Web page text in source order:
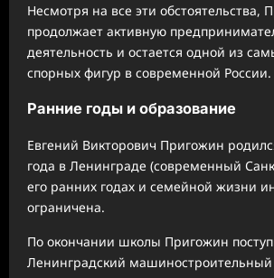
Несмотря на все эти обстоятельства,
продолжает активную
деятельность и остается одной из
спорных фигур в современной России.
Ранние годы и образование
Евгений Викторович Пригожин
года в Ленинграде (современный
его ранних годах и семейной жизни
ограничена.
По окончании школы Пригожин
Ленинградский машиностроительный